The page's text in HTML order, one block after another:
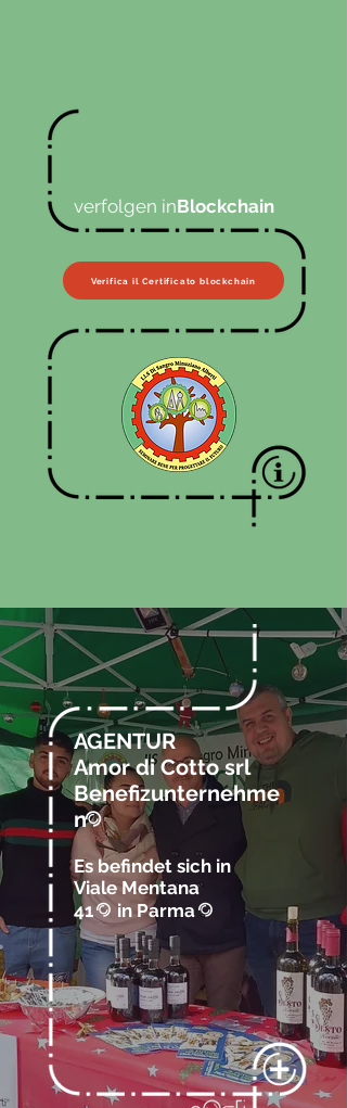
verfolgen inBlockchain
Verifica il Certificato blockchain
AGENTUR
Amor di Cotto srl
Benefizunternehme
n@
Es befindet sich in
Viale Mentana
41@in Parma@